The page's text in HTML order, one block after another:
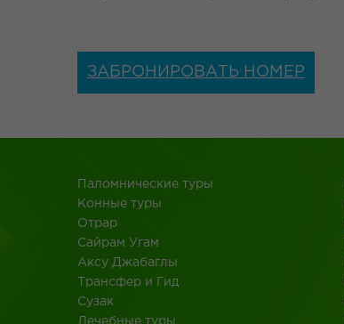
ЗАБРОНИРОВАТЬ НОМЕР
Паломнические туры
Конные туры
Отрар
Сайрам Угам
Аксу Джабаглы
Трансфер и Гид
Сузак
Лечебные туры